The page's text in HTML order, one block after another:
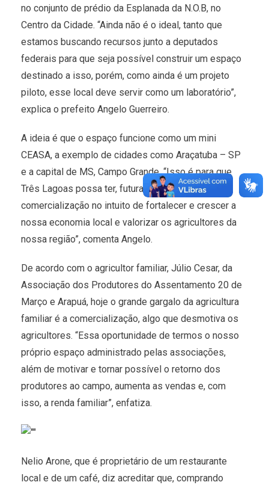
no conjunto de prédio da Esplanada da N.O.B, no
Centro da Cidade. “Ainda não é o ideal, tanto que
estamos buscando recursos junto a deputados
federais para que seja possível construir um espaço
destinado a isso, porém, como ainda é um projeto
piloto, esse local deve servir como um laboratório”,
explica o prefeito Angelo Guerreiro.
A ideia é que o espaço funcione como um mini
CEASA, a exemplo de cidades como Araçatuba – SP
e a capital de MS, Campo Grande. “Isso é para que
Três Lagoas possa ter, futuramente, um local de
comercialização no intuito de fortalecer e crescer a
nossa economia local e valorizar os agricultores da
nossa região”, comenta Angelo.
De acordo com o agricultor familiar, Júlio Cesar, da
Associação dos Produtores do Assentamento 20 de
Março e Arapuá, hoje o grande gargalo da agricultura
familiar é a comercialização, algo que desmotiva os
agricultores. “Essa oportunidade de termos o nosso
próprio espaço administrado pelas associações,
além de motivar e tornar possível o retorno dos
produtores ao campo, aumenta as vendas e, com
isso, a renda familiar”, enfatiza.
Nelio Arone, que é proprietário de um restaurante
local e de um café, diz acreditar que, comprando